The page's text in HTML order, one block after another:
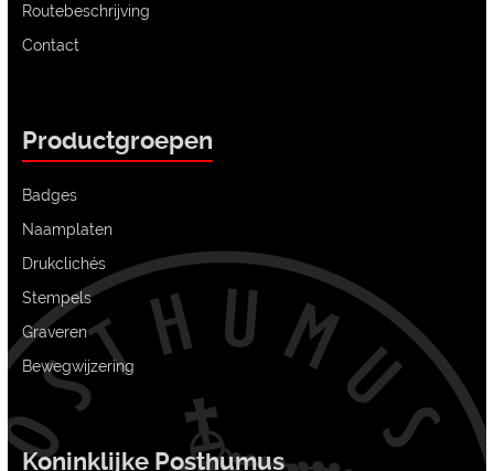
Routebeschrijving
Contact
Productgroepen
Badges
Naamplaten
Drukclichés
Stempels
Graveren
Bewegwijzering
Koninklijke Posthumus